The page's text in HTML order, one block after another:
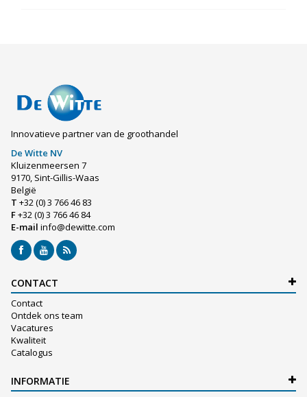
Innovatieve partner van de groothandel
De Witte NV
Kluizenmeersen 7
9170, Sint-Gillis-Waas
België
T +32 (0) 3 766 46 83
F+32 (0) 3 766 46 84
E-mail info@dewitte.com
CONTACT
Contact
Ontdek ons team
Vacatures
Kwaliteit
Catalogus
INFORMATIE